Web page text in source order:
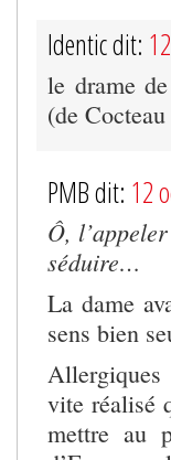
Identic dit:
le drame
(de
PMB dit: 12
Ô,
séduire…
La dame
sens bien
vite réalisé
mettre au